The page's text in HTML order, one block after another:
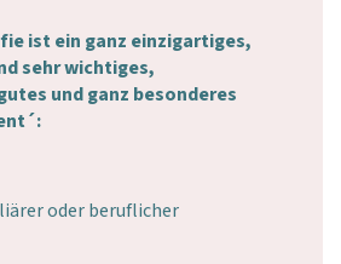
ist ein ganz einzigartiges,
sehr wichtiges,
und ganz besonderes
oder beruflicher